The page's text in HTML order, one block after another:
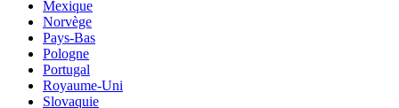
Mexique
Norvège
Pays-Bas
Pologne
Portugal
Royaume-Uni
Slovaquie